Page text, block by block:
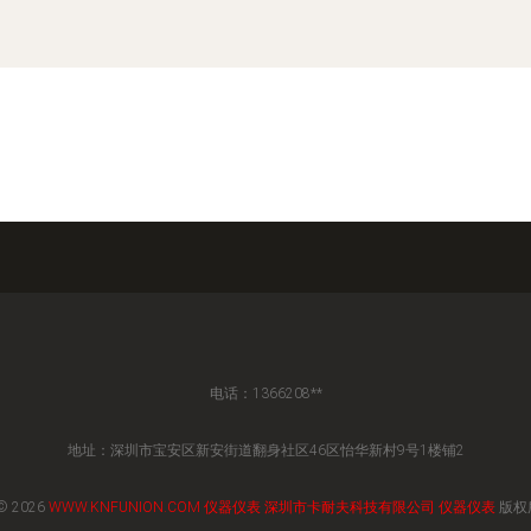
电话：1366208**
地址：深圳市宝安区新安街道翻身社区46区怡华新村9号1楼铺2
2026 WWW.KNFUNION.COM 仪器仪表 深圳市卡耐夫科技有限公司 仪器仪表 版权